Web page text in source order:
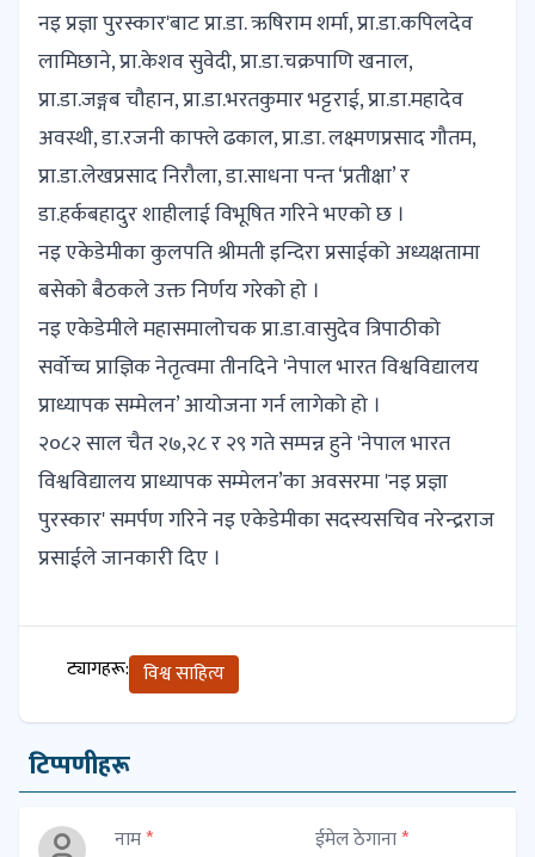
नइ प्रज्ञा पुरस्कार'बाट प्रा.डा. ऋषिराम शर्मा, प्रा.डा.कपिलदेव
लामिछाने, प्रा.केशव सुवेदी, प्रा.डा.चक्रपाणि खनाल,
प्रा.डा.जङ्गब चौहान, प्रा.डा.भरतकुमार भट्टराई, प्रा.डा.महादेव
अवस्थी, डा.रजनी काफ्ले ढकाल, प्रा.डा. लक्ष्मणप्रसाद गौतम,
प्रा.डा.लेखप्रसाद निरौला, डा.साधना पन्त ‘प्रतीक्षा’ र
डा.हर्कबहादुर शाहीलाई विभूषित गरिने भएको छ ।
नइ एकेडेमीका कुलपति श्रीमती इन्दिरा प्रसाईको अध्यक्षतामा
बसेको बैठकले उक्त निर्णय गरेको हो ।
नइ एकेडेमीले महासमालोचक प्रा.डा.वासुदेव त्रिपाठीको
सर्वोच्च प्राज्ञिक नेतृत्वमा तीनदिने 'नेपाल भारत विश्वविद्यालय
प्राध्यापक सम्मेलन’ आयोजना गर्न लागेको हो ।
२०८२ साल चैत २७,२८ र २९ गते सम्पन्न हुने 'नेपाल भारत
विश्वविद्यालय प्राध्यापक सम्मेलन’का अवसरमा 'नइ प्रज्ञा
पुरस्कार' समर्पण गरिने नइ एकेडेमीका सदस्यसचिव नरेन्द्रराज
प्रसाईले जानकारी दिए ।
ट्यागहरू: विश्व साहित्य
टिप्पणीहरू
नाम* ईमेल ठेगाना*